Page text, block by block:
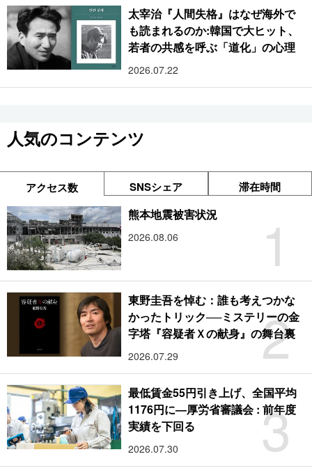
太宰治『人間失格』はなぜ海外で
も読まれるのか:韓国で大ヒット、
若者の共感を呼ぶ「道化」の心理
2026.07.22
人気のコンテンツ
アクセス数 SNSシェア 滞在時間
1
熊本地震被害状況
2026.08.06
2
東野圭吾を悼む：誰も考えつかな
かったトリック──ミステリーの金
字塔『容疑者Ｘの献身』の舞台裏
2026.07.29
3
最低賃金55円引き上げ、全国平均
1176円に―厚労省審議会 : 前年度
実績を下回る
2026.07.30